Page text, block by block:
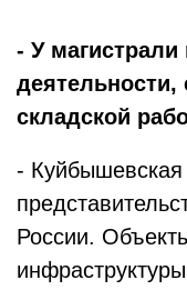
- У магистрали
деятельности,
складской
- Куйбышевская
России.